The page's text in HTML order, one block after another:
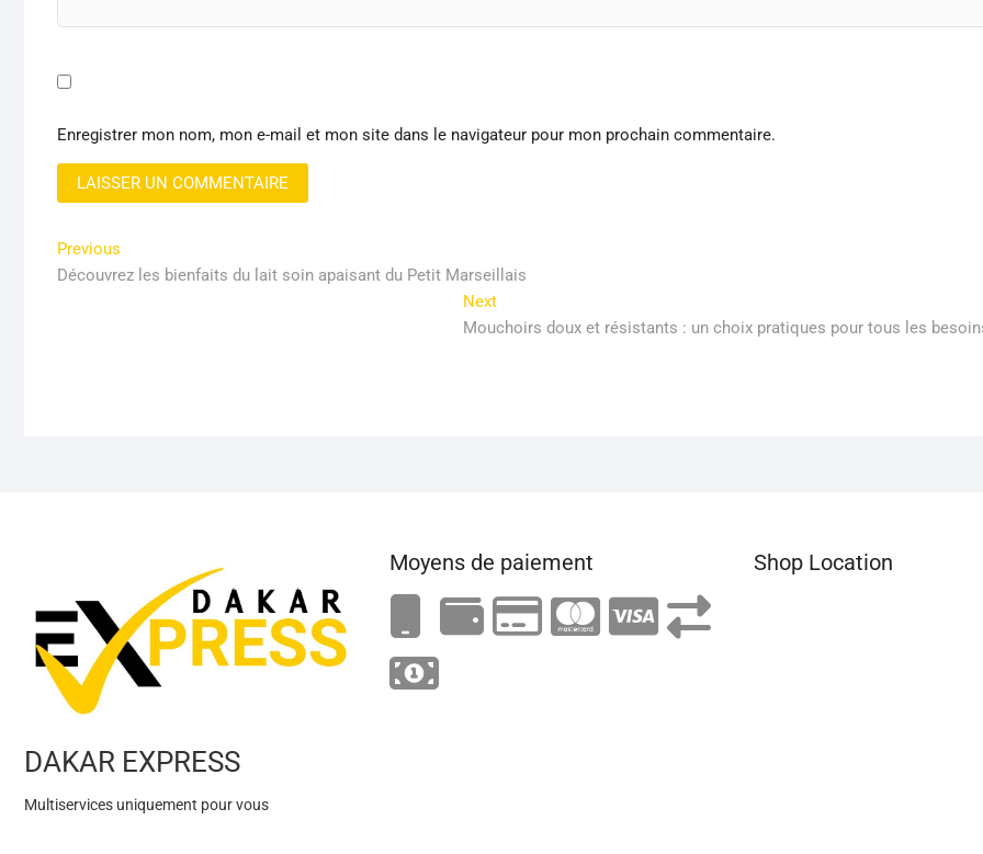
Enregistrer mon nom, mon e-mail et mon site dans le navigateur pour mon prochain commentaire.
Navigation
de
Previous
post:
Découvrez les bienfaits du lait soin apaisant du Petit Marseillais
NextNext
post:
Mouchoirs doux et résistants : un choix pratiques pour tous les
DAKAR EXPRESS
Multiservices uniquement pour vous
Moyens de paiement Shop Location